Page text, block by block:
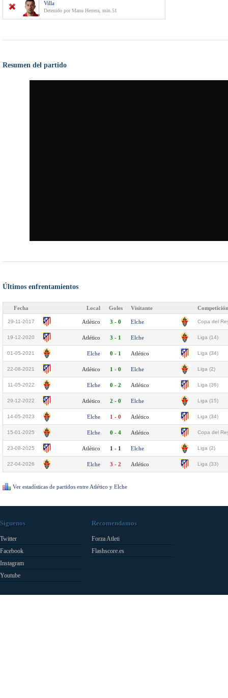
Villa
Detenido por Manu Herrera, min.51
Resumen del partido
Últimos enfrentamientos
Fecha Local Goles Visitante Competición
29-11-2017 Atlético 3 - 0 Elche Copa del
19-12-2020 Atlético 3 - 1 Elche Liga (14)
01-05-2021 Elche 0 - 1 Atlético Liga (34)
22-08-2021 Atlético 1 - 0 Elche Liga (2)
11-05-2022 Elche 0 - 2 Atlético Liga (36)
29-12-2022 Atlético 2 - 0 Elche Liga (15)
14-05-2023 Elche 1 - 0 Atlético Liga (34)
15-01-2025 Elche 0 - 4 Atlético Copa del
23-08-2025 Atlético 1 - 1 Elche Liga (2)
22-04-2026 Elche 3 - 2 Atlético Liga (33)
Ver estadísticas de partidos entre Atlético y Elche
Síguenos
Twitter
Facebook
Instagram
Youtube
Recomendamos
Forza Atleti
Flashscore.es